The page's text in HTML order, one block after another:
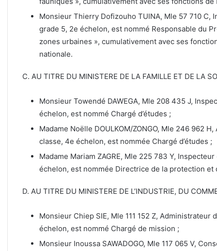
Monsieur Thierry Dofizouho TUINA, Mle 57 710 C,
grade 5, 2e échelon, est nommé Responsable du
zones urbaines », cumulativement avec ses
nationale.
C. AU TITRE DU MINISTERE DE LA FAMILLE ET DE LA
Monsieur Towendé DAWEGA, Mle 208 435 J,
échelon, est nommé Chargé d’études ;
Madame Noëlle DOULKOM/ZONGO, Mle 246 962
classe, 4e échelon, est nommée Chargé d’études ;
Madame Mariam ZAGRE, Mle 225 783 Y,
échelon, est nommée Directrice de la protection
D. AU TITRE DU MINISTERE DE L’INDUSTRIE, DU
Monsieur Chiep SIE, Mle 111 152 Z,
échelon, est nommé Chargé de mission ;
Monsieur Inoussa SAWADOGO, Mle 117 065 V,